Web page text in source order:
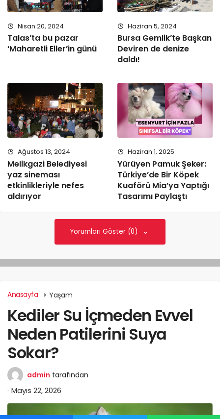
Nisan 20, 2024
Talas’ta bu pazar
‘Maharetli Eller’in günü
Haziran 5, 2024
Bursa Gemlik’te Başkan
Deviren de denize
daldı!
Ağustos 13, 2024
Melikgazi Belediyesi
yaz sineması
etkinlikleriyle nefes
aldırıyor
Haziran 1, 2025
Yürüyen Pamuk Şeker:
Türkiye’de Bir Köpek
Kuaförü Mia’ya Yaptığı
Tasarımı Paylaştı
Yorumları Göster (0)
Anasayfa Yaşam
Kediler Su İçmeden Evvel
Neden Patilerini Suya
Sokar?
admin tarafından
Mayıs 22, 2026